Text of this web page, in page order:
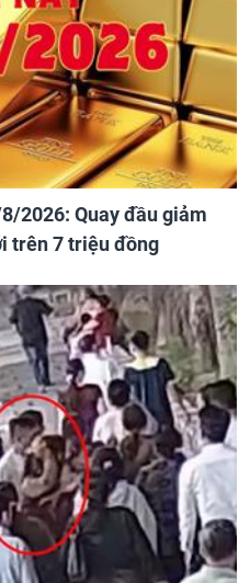
2026: Quay đầu giảm
trên 7 triệu đồng